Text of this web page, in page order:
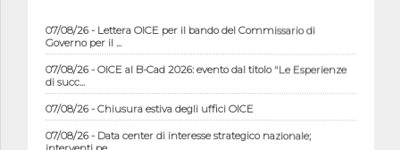
07/08/26 - Lettera OICE per il bando del Commissario di
Governo per il ...
07/08/26 - OICE al B-Cad 2026: evento dal titolo "Le Esperienze
di succ...
07/08/26 - Chiusura estiva degli uffici OICE
07/08/26 - Data center di interesse strategico nazionale;
interventi pe...